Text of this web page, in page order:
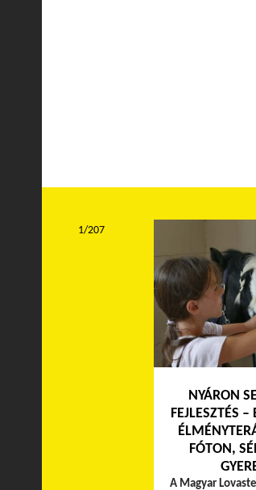
NYÁRON
FEJLESZTÉS
FÓTON,
A Magyar
1/207